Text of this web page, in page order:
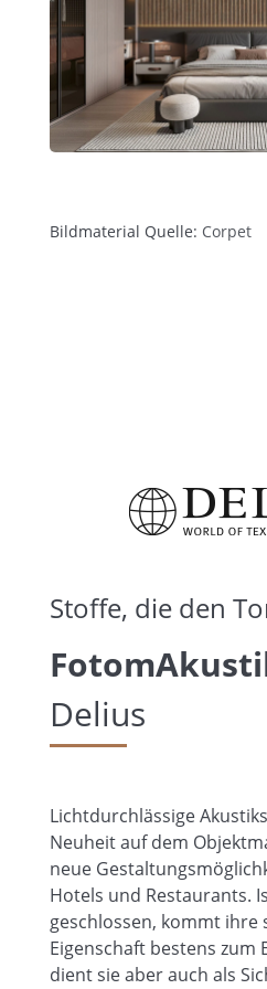
Bildmaterial Quelle: Corpet
Stoffe, die den
Delius
Lichtdurchlässige
Neuheit auf dem
neue
Hotels und Restaurants.
geschlossen, kommt
Eigenschaft bestens zum
dient sie aber auch als